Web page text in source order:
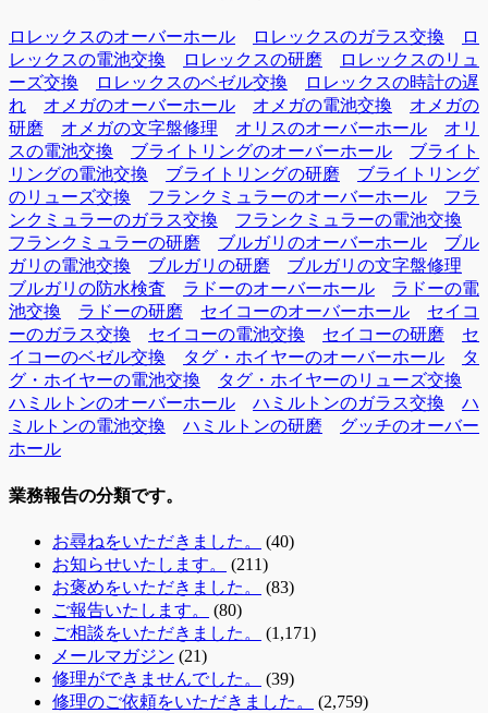
ロレックスのオーバーホール ロレックスのガラス交換
ロ
レックスの電池交換
ロレックスの研磨
ロレックスのリュ
ーズ交換
ロレックスのベゼル交換
ロレックスの時計の遅
れ
オメガのオーバーホール オメガの電池交換
オメガの
研磨
オメガの文字盤修理 オリスのオーバーホール
オリ
スの電池交換
ブライトリングのオーバーホール
ブライト
リングの電池交換
ブライトリングの研磨
ブライトリング
のリューズ交換
フランクミュラーのオーバーホール
フラ
ンクミュラーのガラス交換
フランクミュラーの電池交換
フランクミュラーの研磨
ブルガリのオーバーホール
ブル
ガリの電池交換
ブルガリの研磨
ブルガリの文字盤修理
ブルガリの防水検査
ラドーのオーバーホール
ラドーの電
池交換
ラドーの研磨 セイコーのオーバーホール
セイコ
ーのガラス交換
セイコーの電池交換 セイコーの研磨
セ
イコーのベゼル交換
タグ・ホイヤーのオーバーホール
タ
グ・ホイヤーの電池交換
タグ・ホイヤーのリューズ交換
ハミルトンのオーバーホール
ハミルトンのガラス交換
ハ
ミルトンの電池交換
ハミルトンの研磨
グッチのオーバー
ホール
業務報告の分類です。
お尋ねをいただきました。
(40)
お知らせいたします。
(211)
お褒めをいただきました。
(83)
ご報告いたします。
(80)
ご相談をいただきました。
(1,171)
メールマガジン (21)
修理ができませんでした。
(39)
修理のご依頼をいただきました。
(2,759)